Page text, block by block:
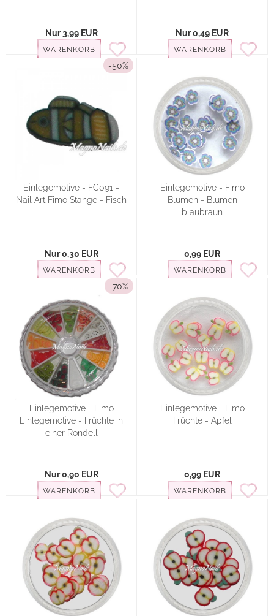
Nur 3,99 EUR
WARENKORB
Nur 0,49 EUR
WARENKORB
-50%
Einlegemotive - FC091 -
Nail Art Fimo Stange - Fisch
Nur 0,30 EUR
WARENKORB
Einlegemotive - Fimo
Blumen - Blumen
blaubraun
0,99 EUR
WARENKORB
-70%
Einlegemotive - Fimo
Einlegemotive - Früchte in
einer Rondell
Nur 0,90 EUR
WARENKORB
Einlegemotive - Fimo
Früchte - Apfel
0,99 EUR
WARENKORB